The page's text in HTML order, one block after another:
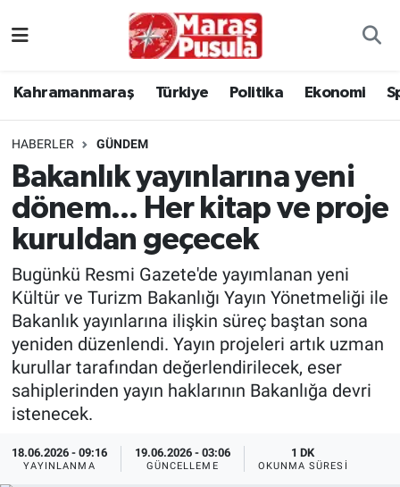
Kahramanmaraş Türkiye Politika Ekonomi
HABERLER GÜNDEM
Bakanlık yayınlarına yeni
dönem... Her kitap ve proje
kuruldan geçecek
Bugünkü Resmi Gazete'de yayımlanan yeni
Kültür ve Turizm Bakanlığı Yayın Yönetmeliği ile
Bakanlık yayınlarına ilişkin süreç baştan sona
yeniden düzenlendi. Yayın projeleri artık uzman
kurullar tarafından değerlendirilecek, eser
sahiplerinden yayın haklarının Bakanlığa devri
istenecek.
18.06.2026 - 09:16
YAYINLANMA
19.06.2026 - 03:06
GÜNCELLEME
1 DK
OKUNMA SÜRESI
Politika
Ekonomi
Spor
Kültür Sanat
Sağlık
İstanbul Trafik Yoğunluk Haritası
Süper Lig Puan Durumu ve Fikstür
Tüm Manşetler
Son Dakika Haberleri
Haber Arşivi